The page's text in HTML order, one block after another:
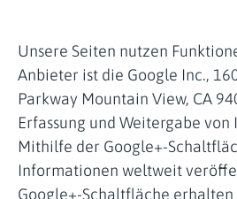
Unsere Seiten nutzen
Anbieter ist die Google Inc.,
Parkway Mountain View, CA
Erfassung und Weitergabe
Mithilfe der Google+-
Informationen weltweit
Google+-Schaltfläche erhalten